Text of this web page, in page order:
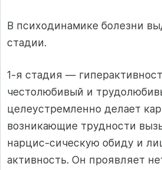
В психодинамике болезни
стадии.
1-я стадия —
честолюбивый и
целеустремленно делает
возникающие трудности
нарцис-сическую обиду и
активность. Он проявляет